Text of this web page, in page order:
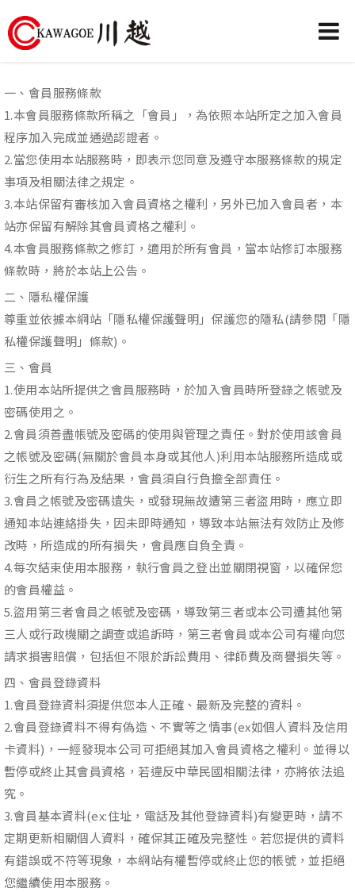
越
農
業
機
械-
昶
城
有
限
公
司
一、會員服務條款
1.本會員服務條款所稱之「會員」，為依照本站所定之加入會員
程序加入完成並通過認證者。
2.當您使用本站服務時，即表示您同意及遵守本服務條款的規定
事項及相關法律之規定。
3.本站保留有審核加入會員資格之權利，另外已加入會員者，本
站亦保留有解除其會員資格之權利。
4.本會員服務條款之修訂，適用於所有會員，當本站修訂本服務
條款時，將於本站上公告。
二、隱私權保護
尊重並依據本網站「隱私權保護聲明」保護您的隱私(請參閱「隱
私權保護聲明」條款)。
三、會員
1.使用本站所提供之會員服務時，於加入會員時所登錄之帳號及
密碼使用之。
2.會員須善盡帳號及密碼的使用與管理之責任。對於使用該會員
之帳號及密碼(無關於會員本身或其他人)利用本站服務所造成或
衍生之所有行為及結果，會員須自行負擔全部責任。
3.會員之帳號及密碼遺失，或發現無故遭第三者盜用時，應立即
通知本站連絡掛失，因未即時通知，導致本站無法有效防止及修
改時，所造成的所有損失，會員應自負全責。
4.每次結束使用本服務，執行會員之登出並關閉視窗，以確保您
的會員權益。
5.盜用第三者會員之帳號及密碼，導致第三者或本公司遭其他第
三人或行政機關之調查或追訴時，第三者會員或本公司有權向您
請求損害賠償，包括但不限於訴訟費用、律師費及商譽損失等。
四、會員登錄資料
1.會員登錄資料須提供您本人正確、最新及完整的資料。
2.會員登錄資料不得有偽造、不實等之情事(ex如個人資料及信用
卡資料)，一經發現本公司可拒絕其加入會員資格之權利。並得以
暫停或終止其會員資格，若違反中華民國相關法律，亦將依法追
究。
3.會員基本資料(ex:住址，電話及其他登錄資料)有變更時，請不
定期更新相關個人資料，確保其正確及完整性。若您提供的資料
有錯誤或不符等現象，本網站有權暫停或終止您的帳號，並拒絕
您繼續使用本服務。